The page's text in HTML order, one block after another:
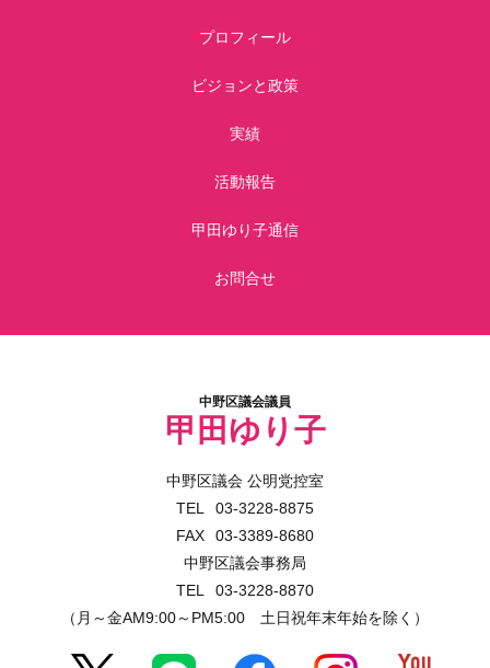
プロフィール
ビジョンと政策
実績
活動報告
甲田ゆり子通信
お問合せ
中野区議会議員
甲田ゆり子
中野区議会 公明党控室
03-3228-8875
03-3389-8680
中野区議会事務局
03-3228-8870
（月～金AM9:00～PM5:00 土日祝年末年始を除く）